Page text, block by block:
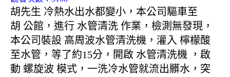
胡先生 冷熱水出水都變小，本公司驅車至
胡 公館，進行 水管清洗 作業，檢測無發現，
本公司裝設 高周波水管清洗機，灌入 檸檬酸
至水管，等了約15分，開啟 水管清洗機 ，啟
動 螺旋波 模式，一洗冷水管就流出髒水，突